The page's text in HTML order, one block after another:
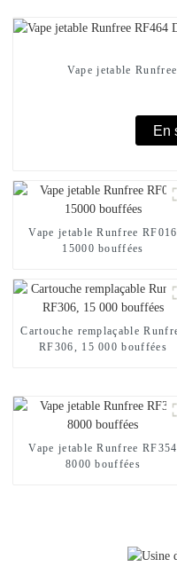
Vape jetable
En
Vape jetable Runfree RF016
15000 bouffées
Cartouche remplaçable
RF306, 15 000 bouffées
Vape jetable Runfree RF354
8000 bouffées